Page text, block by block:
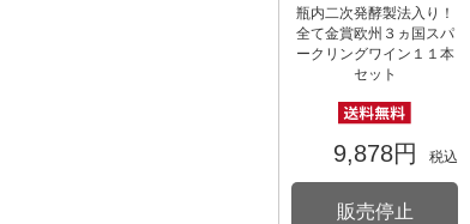
瓶内二次発酵製法入り！
全て金賞欧州３ヵ国スパ
ークリングワイン１１本
セット
9,878円 税込
販売停止